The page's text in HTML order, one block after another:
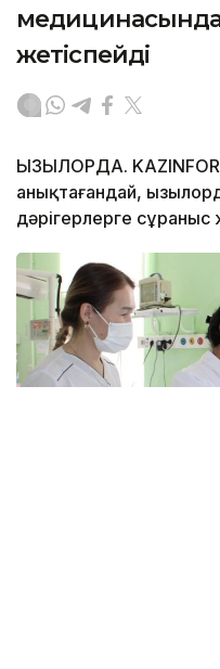
жетіспейді
ҚЫЗЫЛОРДА.
анықтағандай,
дәрігерлерге сұраныс